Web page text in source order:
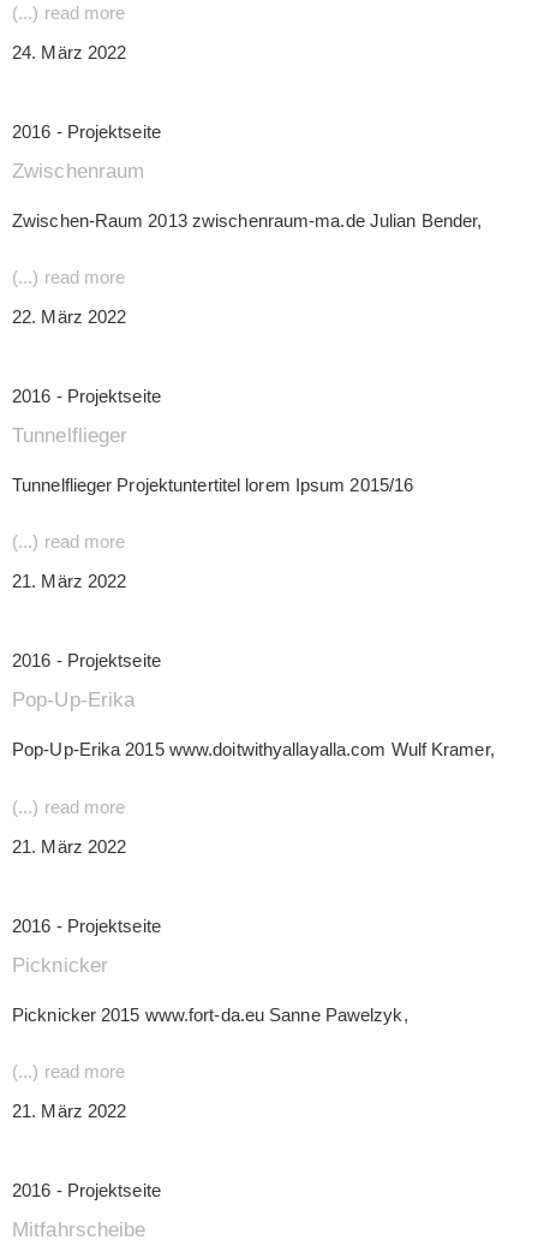
(...) read more
24. März 2022
2016 - Projektseite
Zwischenraum
Zwischen-Raum 2013 zwischenraum-ma.de Julian Bender,
(...) read more
22. März 2022
2016 - Projektseite
Tunnelflieger
Tunnelflieger Projektuntertitel lorem Ipsum 2015/16
(...) read more
21. März 2022
2016 - Projektseite
Pop-Up-Erika
Pop-Up-Erika 2015 www.doitwithyallayalla.com Wulf Kramer,
(...) read more
21. März 2022
2016 - Projektseite
Picknicker
Picknicker 2015 www.fort-da.eu Sanne Pawelzyk,
(...) read more
21. März 2022
2016 - Projektseite
Mitfahrscheibe